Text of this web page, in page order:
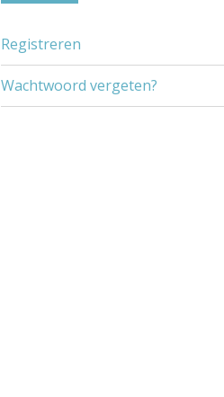
Registreren
Wachtwoord vergeten?